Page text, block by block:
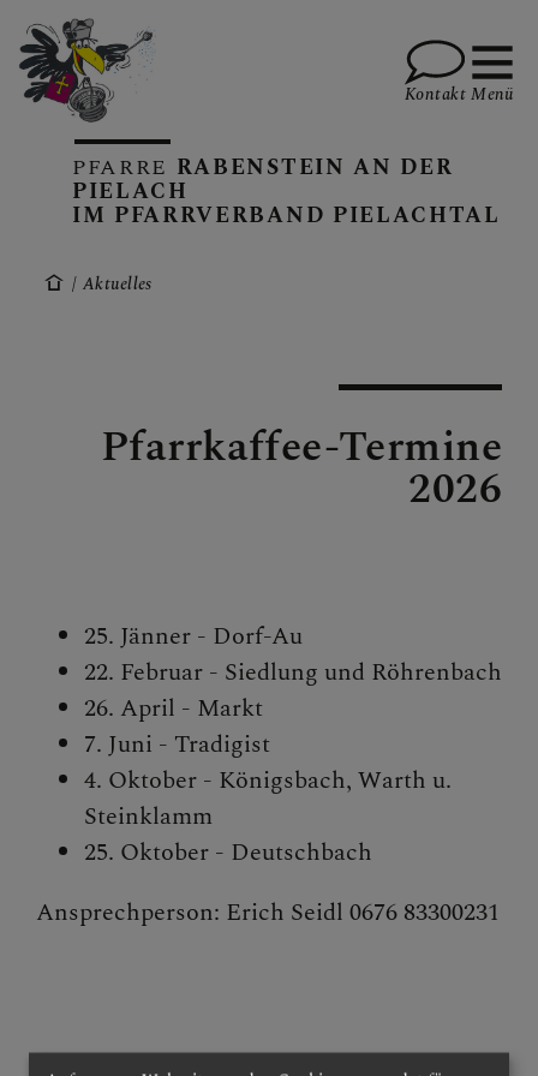
KALENDER
PFARRBRIEFE
GRUPPEN & RUNDEN
SAKRAMENTE
PFARRKIRCHE
TRADIGIST
PFARRE RABENSTEIN AN DER
PIELACH
IM PFARRVERBAND PIELACHTAL
Kontakt Menü
Aktuelles
Pfarrkaffee-Termine
2026
25. Jänner - Dorf-Au
22. Februar - Siedlung und Röhrenbach
26. April - Markt
7. Juni - Tradigist
4. Oktober - Königsbach, Warth u.
Steinklamm
25. Oktober - Deutschbach
Ansprechperson: Erich Seidl 0676 83300231